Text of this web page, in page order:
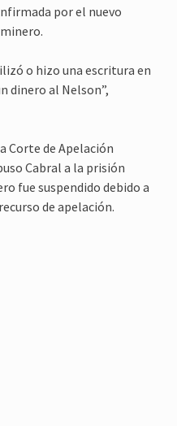
por el nuevo
o hizo una escritura en
dinero al Nelson”,
Corte de Apelación
Cabral a la prisión
fue suspendido debido a
de apelación.